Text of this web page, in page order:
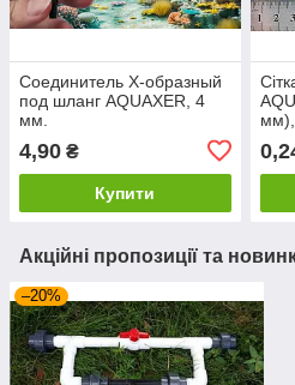
Соединитель Х-образный
под шланг AQUAXER, 4
мм.
4,90 ₴
Купити
мм),
Акційні пропозиції та
–20%